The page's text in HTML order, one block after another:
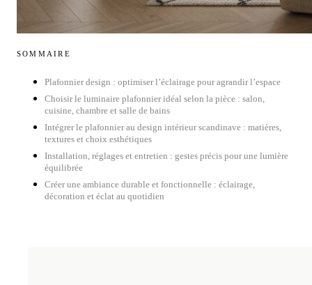
SOMMAIRE
Plafonnier design : optimiser l’éclairage pour agrandir l’espace
Choisir le luminaire plafonnier idéal selon la pièce : salon,
cuisine, chambre et salle de bains
Intégrer le plafonnier au design intérieur scandinave : matières,
textures et choix esthétiques
Installation, réglages et entretien : gestes précis pour une lumière
équilibrée
Créer une ambiance durable et fonctionnelle : éclairage,
décoration et éclat au quotidien